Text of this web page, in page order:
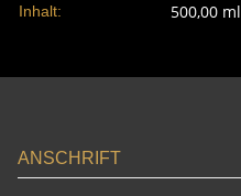
Inhalt: 500,00 ml
ANSCHRIFT